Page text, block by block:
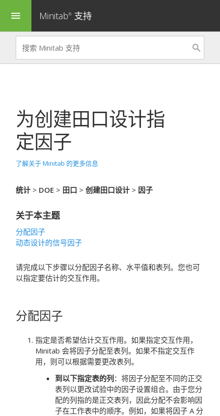
menu Minitab® 支持
为创建田口设计指
定因子
了解关于 Minitab 的更多信息
统计 > DOE > 田口 > 创建田口设计 > 因子
关于本主题
分配因子
动态设计的信号因子
请完成以下步骤以分配因子名称、水平值和表列。您也可
以指定要估计的交互作用。
分配因子
指定是否希望估计交互作用。如果指定交互作用，
Minitab 会将因子分配至表列。如果不指定交互作
用，则可以根据需要更改表列。
到以下指定表的列 ：将因子分配至不同的正交
表列以更改试验中的因子设置组合。由于您分
配的列指的是正交表列，因此分配不会影响因
子在工作表中的顺序。例如，如果将因子 A 分